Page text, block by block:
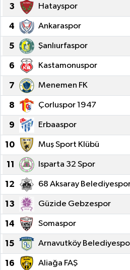
3 Hatayspor
4 Ankaraspor
5 Şanlıurfaspor
6 Kastamonuspor
7 Menemen FK
8 Çorluspor 1947
9 Erbaaspor
10 Muş Sport Klübü
11 Isparta 32 Spor
12 68 Aksaray
13 Güzide Gebzespor
14 Somaspor
15 Arnavutköy
16 Aliağa FAŞ
SPOR
KÜLTÜR SANAT
FRAGMANLAR